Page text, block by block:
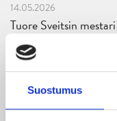
Suostumus
14.05.2026
Tuore Sveitsin
kahden vuoden
12.05.2026
Veeti Väisänen
sopimuksella